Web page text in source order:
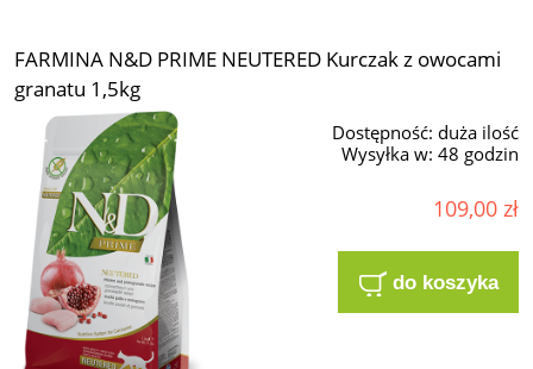
FARMINA N&D PRIME NEUTERED Kurczak z owocami
granatu 1,5kg
Dostępność: duża ilość
Wysyłka w: 48 godzin
109,00 zł
do koszyka